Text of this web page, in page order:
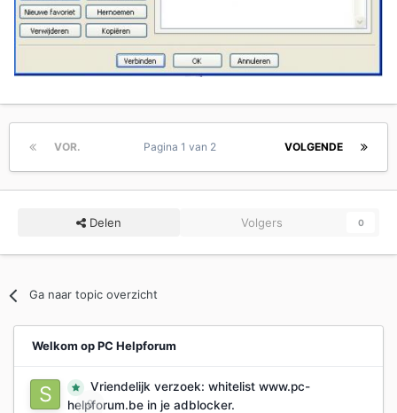
VOR. VOLGENDE
Pagina 1 van 2
Delen Volgers 0
Ga naar topic overzicht
Welkom op PC Helpforum
0
Vriendelijk verzoek: whitelist www.pc-
helpforum.be in je adblocker.